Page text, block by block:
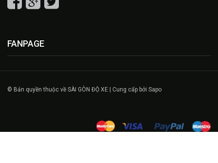
FANPAGE
© Bản quyền thuộc về SÀI GÒN ĐỘ XE | Cung cấp bởi Sapo